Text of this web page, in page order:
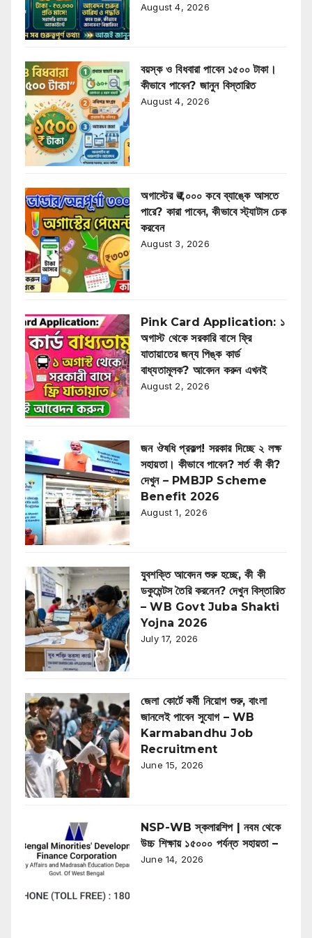
August 4, 2026
বয়স্ক ও বিধবারা পাবেন ১৫০০ টাকা।
কীভাবে পাবেন? জানুন বিস্তারিত
August 4, 2026
অগাস্টের ₹৩,০০০ কবে ব্যাঙ্কে আসতে
পারে? কারা পাবেন, কীভাবে স্ট্যাটাস চেক
করবেন
August 3, 2026
Pink Card Application: ১
অগাস্ট থেকে সরকারি বাসে ফ্রি
যাতায়াতের জন্য পিঙ্ক কার্ড
বাধ্যতামূলক? আবেদন করুন এখনই
August 2, 2026
জন ঔষধি প্রকল্প! সরকার দিচ্ছে ২ লক্ষ
সহায়তা। কীভাবে পাবেন? শর্ত কী কী?
দেখুন – PMBJP Scheme
Benefit 2026
August 1, 2026
যুবশক্তি আবেদন শুরু হচ্ছে, কী কী
ডকুমেন্টস তৈরি করনেন? দেখুন বিস্তারিত
– WB Govt Juba Shakti
Yojna 2026
July 17, 2026
জেলা কোর্টে কর্মী নিয়োগ শুরু, বাংলা
জানলেই পাবেন সুযোগ – WB
Karmabandhu Job
Recruitment
June 15, 2026
NSP-WB স্কলারশিপ | নবম থেকে
উচ্চ শিক্ষায় ১৫০০০ পর্যন্ত সহায়তা –
June 14, 2026